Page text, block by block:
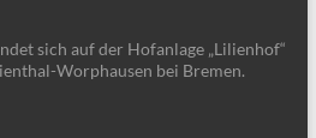
sich auf der Hofanlage „Lilienhof“
Worphausen bei Bremen.